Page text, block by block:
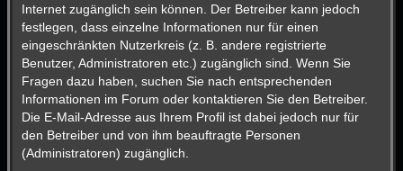
Internet zugänglich sein können. Der Betreiber kann jedoch
festlegen, dass einzelne Informationen nur für einen
eingeschränkten Nutzerkreis (z. B. andere registrierte
Benutzer, Administratoren etc.) zugänglich sind. Wenn Sie
Fragen dazu haben, suchen Sie nach entsprechenden
Informationen im Forum oder kontaktieren Sie den Betreiber.
Die E-Mail-Adresse aus Ihrem Profil ist dabei jedoch nur für
den Betreiber und von ihm beauftragte Personen
(Administratoren) zugänglich.